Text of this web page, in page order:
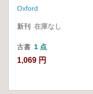
in the Old World
Oxford
新刊 在庫なし
古書 1 点
1,069 円